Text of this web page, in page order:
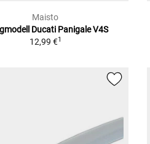
Maisto
Ducati Panigale V4S
12,99 €1